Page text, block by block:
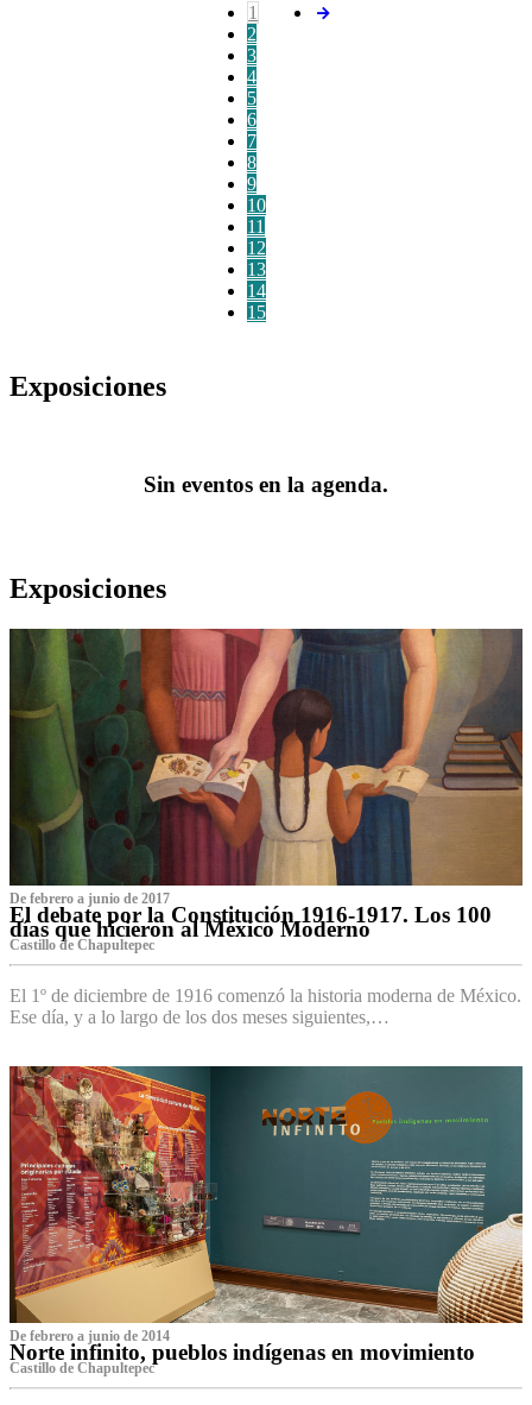
1
2
3
4
5
6
7
8
9
10
11
12
13
14
15
Exposiciones
Sin eventos en la agenda.
Exposiciones
De febrero a junio de 2017
El debate por la Constitución 1916-1917. Los 100
días que hicieron al México Moderno
Castillo de Chapultepec
El 1º de diciembre de 1916 comenzó la historia moderna de México.
Ese día, y a lo largo de los dos meses siguientes,…
De febrero a junio de 2014
Norte infinito, pueblos indígenas en movimiento
Castillo de Chapultepec